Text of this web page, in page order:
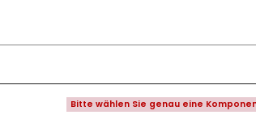
Bitte wählen Sie genau eine